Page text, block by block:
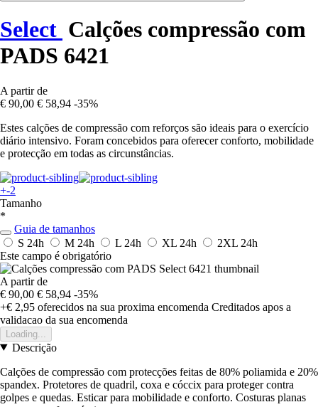
Select Calções compressão com
PADS 6421
A partir de
€ 90,00 € 58,94 -35%
Estes calções de compressão com reforços são ideais para o exercício
diário intensivo. Foram concebidos para oferecer conforto, mobilidade
e protecção em todas as circunstâncias.
+-2
Tamanho
*
Guia de tamanhos
S 24h M 24h L 24h XL 24h 2XL 24h
Este campo é obrigatório
A partir de
€ 90,00 € 58,94 -35%
+€ 2,95 oferecidos na sua proxima encomenda Creditados apos a
validacao da sua encomenda
Loading...
Descrição
Calções de compressão com protecções feitas de 80% poliamida e 20%
spandex. Protetores de quadril, coxa e cóccix para proteger contra
golpes e quedas. Esticar para mobilidade e conforto. Costuras planas